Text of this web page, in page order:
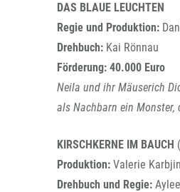
DAS BLAUE LEUCHTEN
Regie und Produktion:
Drehbuch: Kai Rönnau
Förderung: 40.000 Euro
Neila und ihr Mäuserich
als Nachbarn ein
KIRSCHKERNE IM BAUCH
Produktion: Valerie
Drehbuch und Regie: